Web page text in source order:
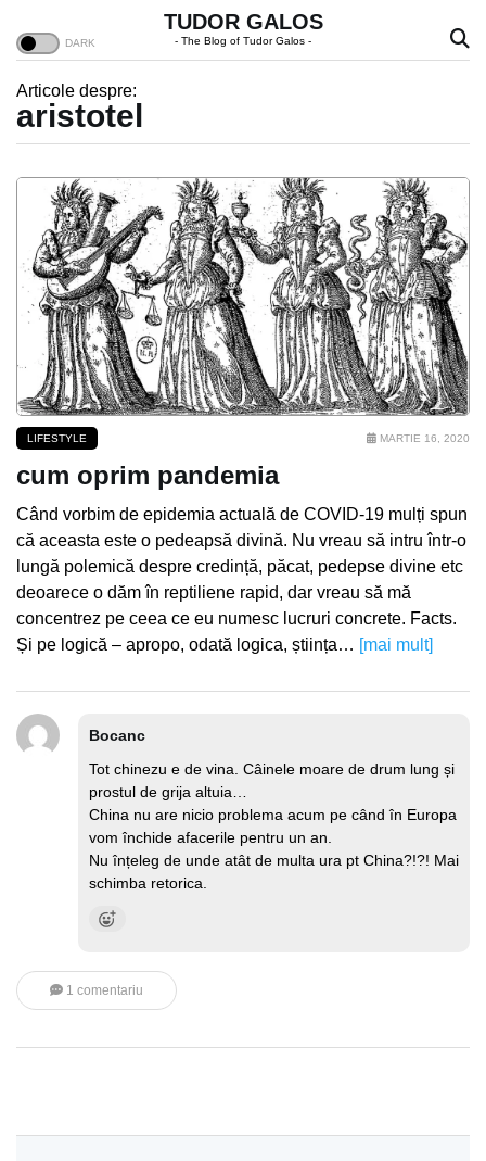
TUDOR GALOS
- The Blog of Tudor Galos -
Articole despre:
aristotel
LIFESTYLE MARTIE 16, 2020
cum oprim pandemia
Când vorbim de epidemia actuală de COVID-19 mulți spun
că aceasta este o pedeapsă divină. Nu vreau să intru într-o
lungă polemică despre credință, păcat, pedepse divine etc
deoarece o dăm în reptiliene rapid, dar vreau să mă
concentrez pe ceea ce eu numesc lucruri concrete. Facts.
Și pe logică – apropo, odată logica, știința… [mai mult]
Bocanc
Tot chinezu e de vina. Câinele moare de drum lung și
prostul de grija altuia…
China nu are nicio problema acum pe când în Europa
vom închide afacerile pentru un an.
Nu înțeleg de unde atât de multa ura pt China?!?! Mai
schimba retorica.
1 comentariu